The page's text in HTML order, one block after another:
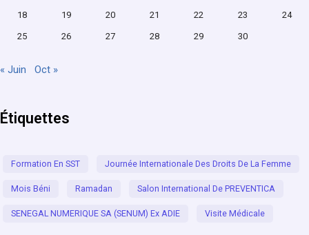
18 19 20 21 22 23 24
25 26 27 28 29 30
« Juin Oct »
Étiquettes
Formation En SST Journée Internationale Des Droits De La Femme
Mois Béni Ramadan Salon International De PREVENTICA
SENEGAL NUMERIQUE SA (SENUM) Ex ADIE Visite Médicale